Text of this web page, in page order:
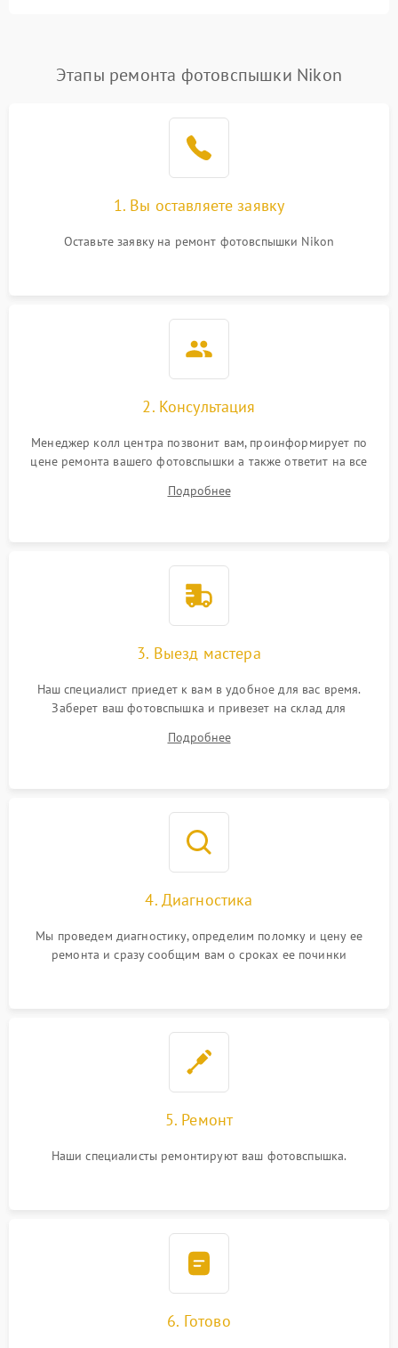
Этапы ремонта фотовспышки Nikon
1. Вы оставляете заявку
Оставьте заявку на ремонт фотовспышки Nikon
2. Консультация
Менеджер колл центра позвонит вам, проинформирует по
цене ремонта вашего фотовспышки а также ответит на все
Подробнее
3. Выезд мастера
Наш специалист приедет к вам в удобное для вас время.
Заберет ваш фотовспышка и привезет на склад для
Подробнее
4. Диагностика
Мы проведем диагностику, определим поломку и цену ее
ремонта и сразу сообщим вам о сроках ее починки
5. Ремонт
Наши специалисты ремонтируют ваш фотовспышка.
6. Готово